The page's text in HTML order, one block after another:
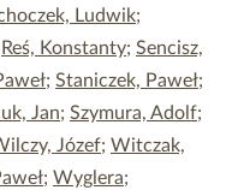
Ludwik;
Reś, Konstanty; Sencisz,
; Staniczek, Paweł;
Jan; Szymura, Adolf;
Józef; Witczak,
; Wyglera;